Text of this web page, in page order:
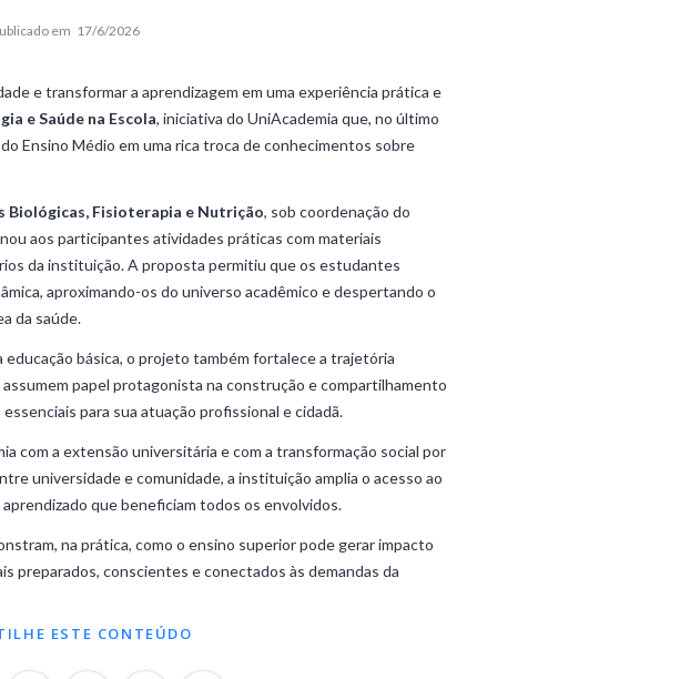
em 17/6/2026
e transformar a aprendizagem em uma experiência prática e
e Saúde na Escola, iniciativa do UniAcademia que, no último
Ensino Médio em uma rica troca de conhecimentos sobre
Biológicas, Fisioterapia e Nutrição, sob coordenação do
aos participantes atividades práticas com materiais
da instituição. A proposta permitiu que os estudantes
aproximando-os do universo acadêmico e despertando o
da saúde.
básica, o projeto também fortalece a trajetória
papel protagonista na construção e compartilhamento
para sua atuação profissional e cidadã.
com a extensão universitária e com a transformação social por
universidade e comunidade, a instituição amplia o acesso ao
que beneficiam todos os envolvidos.
na prática, como o ensino superior pode gerar impacto
preparados, conscientes e conectados às demandas da
ESTE CONTEÚDO